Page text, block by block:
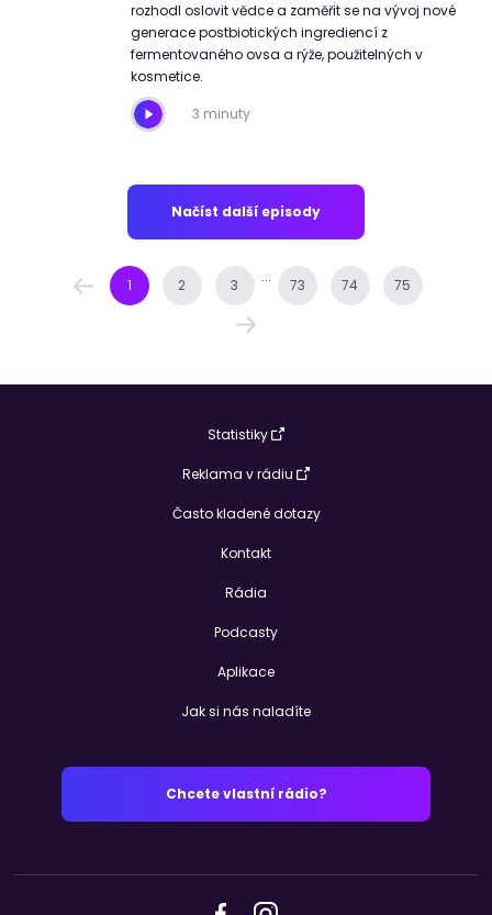
rozhodl oslovit vědce a zaměřit se na vývoj nové
generace postbiotických ingrediencí z
fermentovaného ovsa a rýže, použitelných v
kosmetice.
3 minuty
Načíst další episody
1 2 3 ... 73 74 75
Statistiky
Reklama v rádiu
Často kladené dotazy
Kontakt
Rádia
Podcasty
Aplikace
Jak si nás naladíte
Chcete vlastní rádio?